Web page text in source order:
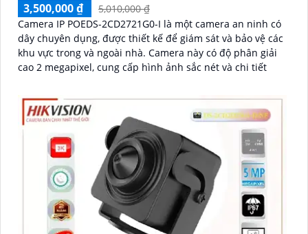
3,500,000 ₫
5,010,000 ₫
Camera IP POEDS-2CD2721G0-I là một camera an ninh có
dây chuyên dụng, được thiết kế để giám sát và bảo vệ các
khu vực trong và ngoài nhà. Camera này có độ phân giải
cao 2 megapixel, cung cấp hình ảnh sắc nét và chi tiết